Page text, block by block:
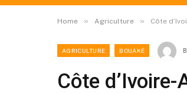
Home » Agriculture » Côte
AGRICULTURE BOUAKÉ
Côte